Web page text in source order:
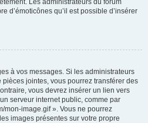
Les administrateurs du forum
d’émoticônes qu’il est possible d’insérer
à vos messages. Si les administrateurs
pièces jointes, vous pourrez transférer des
vous devrez insérer un lien vers
serveur internet public, comme par
mon-image.gif ». Vous ne pourrez
images présentes sur votre propre